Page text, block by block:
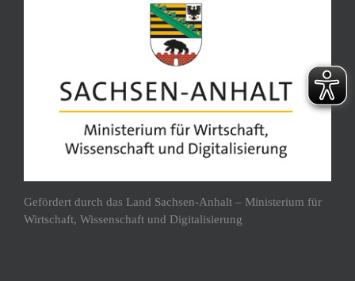
Gefördert durch das Land Sachsen-Anhalt – Ministerium für
Wirtschaft, Wissenschaft und Digitalisierung